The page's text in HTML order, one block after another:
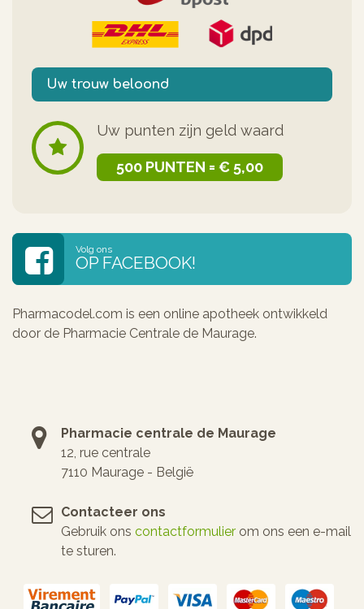
Uw trouw beloond
Uw punten zijn geld waard
500 PUNTEN = € 5,00
Volg ons
OP FACEBOOK!
Pharmacodel.com is een online apotheek ontwikkeld
door de Pharmacie Centrale de Maurage.
Pharmacie centrale de Maurage
12, rue centrale
7110 Maurage - België
Contacteer ons
Gebruik ons contactformulier om ons een e-mail
te sturen.